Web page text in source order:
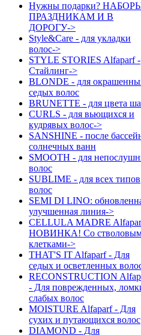
Нужны подарки?
ПРАЗДНИКАМ И В
ДОРОГУ->
Style&Care - для укладки
волос->
STYLE STORIES Alfaparf -
Стайлинг->
BLONDE - для
седых волос
BRUNETTE - для цвета
CURLS - для вьющихся и
кудрявых волос->
SANSHINE - после
солнечных ванн
SMOOTH - для
волос
SUBLIME - для всех типов
волос
SEMI DI LINO:
улучшенная линия->
CELLULA MADRE
НОВИНКА! Со
клетками->
THAT'S IT Alfaparf - Для
седых и осветленных
RECONSTRUCTION
- Для поврежденных,
слабых волос
MOISTURE Alfaparf - Для
сухих и путающихся волос
DIAMOND - Для